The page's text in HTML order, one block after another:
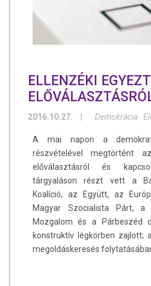
ELLENZÉKI
2016.10.27. Demokrácia
A mai napon a
részvételével megtörtént
előválasztásról és
tárgyaláson részt vett a
Koalíció, az Együtt, az
Magyar Szocialista Párt, a
Mozgalom és a Párbeszéd
konstruktív légkörben zajlott;
megoldáskeresés